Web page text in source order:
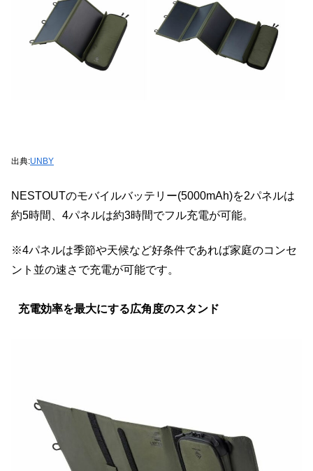
出典:UNBY
NESTOUTのモバイルバッテリー(5000mAh)を2パネルは
約5時間、4パネルは約3時間でフル充電が可能。
※4パネルは季節や天候など好条件であれば家庭のコンセ
ント並の速さで充電が可能です。
充電効率を最大にする広角度のスタンド